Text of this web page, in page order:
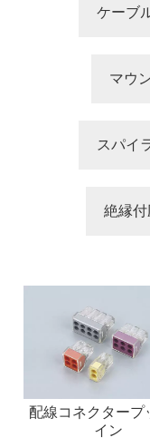
ケーブ
マウ
スパイ
絶縁
配線コネクタープ
イン